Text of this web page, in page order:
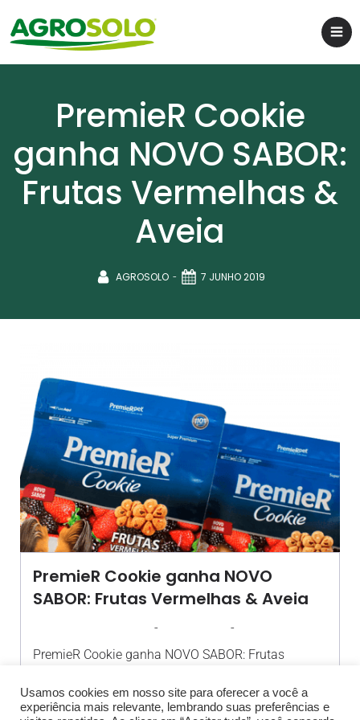
PremieR Cookie
ganha NOVO SABOR:
Frutas Vermelhas &
Aveia
AGROSOLO - 7 JUNHO 2019
PremieR Cookie ganha NOVO
SABOR: Frutas Vermelhas & Aveia
- -
PremieR Cookie ganha NOVO SABOR: Frutas
Usamos cookies em nosso site para oferecer a você a
experiência mais relevante, lembrando suas preferências e